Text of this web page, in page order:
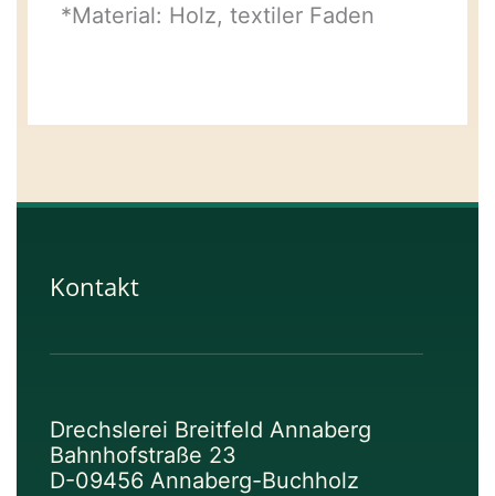
*Material: Holz, textiler Faden
Kontakt
Drechslerei Breitfeld Annaberg
Bahnhofstraße 23
D-09456 Annaberg-Buchholz